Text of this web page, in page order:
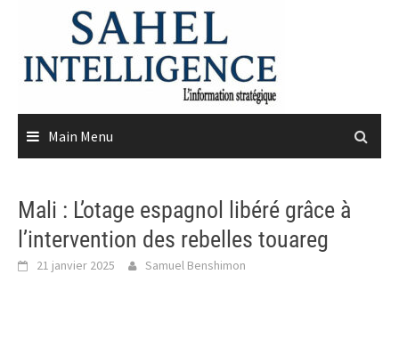
content
Main Menu
Mali : L’otage espagnol libéré grâce à
l’intervention des rebelles touareg
21 janvier 2025 Samuel Benshimon